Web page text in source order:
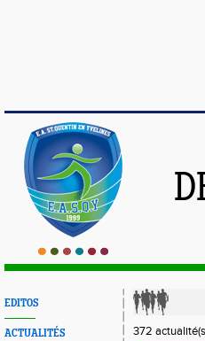
EDITOS
ACTUALITÉS 372